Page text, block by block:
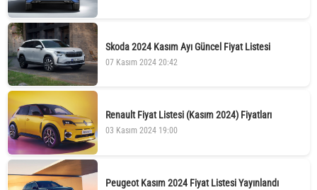
Skoda 2024 Kasım Ayı Güncel Fiyat Listesi
07 Kasım 2024 20:42
Renault Fiyat Listesi (Kasım 2024) Fiyatları
03 Kasım 2024 19:00
Peugeot Kasım 2024 Fiyat Listesi Yayınlandı